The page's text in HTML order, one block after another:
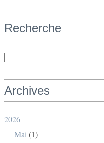
Recherche
Archives
2026
Mai (1)